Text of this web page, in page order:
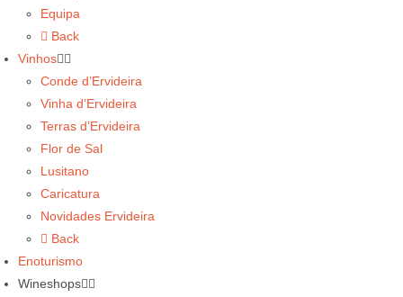
Equipa
Back
Vinhos
Conde d’Ervideira
Vinha d’Ervideira
Terras d’Ervideira
Flor de Sal
Lusitano
Caricatura
Novidades Ervideira
Back
Enoturismo
Wineshops